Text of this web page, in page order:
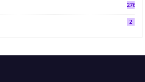
2763
2